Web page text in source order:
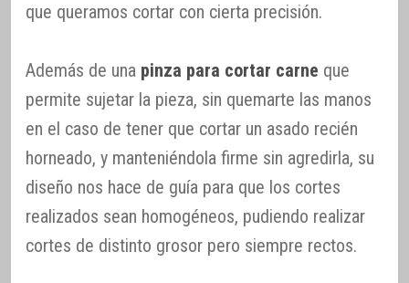
que queramos cortar con cierta precisión.
Además de una pinza para cortar carne que
permite sujetar la pieza, sin quemarte las manos
en el caso de tener que cortar un asado recién
horneado, y manteniéndola firme sin agredirla, su
diseño nos hace de guía para que los cortes
realizados sean homogéneos, pudiendo realizar
cortes de distinto grosor pero siempre rectos.